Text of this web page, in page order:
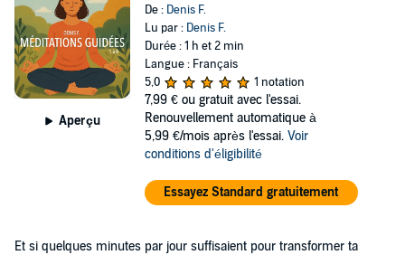
Aperçu
De : Denis F.
Lu par : Denis F.
Durée : 1 h et 2 min
Langue : Français
5,0
1 notation
7,99 € ou gratuit avec l'essai.
Renouvellement automatique à
5,99 €/mois après l'essai. Voir
conditions d'éligibilité
Essayez Standard gratuitement
Et si quelques minutes par jour suffisaient pour transformer ta